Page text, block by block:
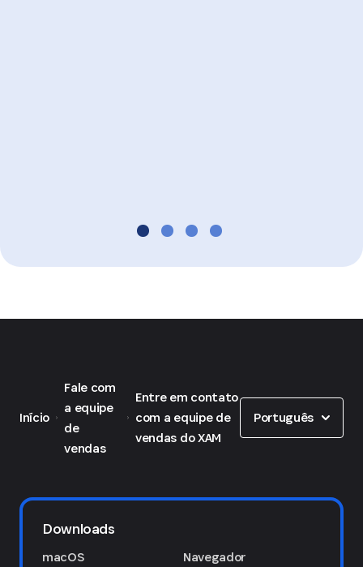
Início
Fale com
a equipe
de
vendas
Entre em contato
com a equipe de
vendas do XAM
Português
Downloads
macOS Navegador